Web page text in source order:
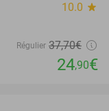
10.0 star
Régulier 37,70€
24,90€